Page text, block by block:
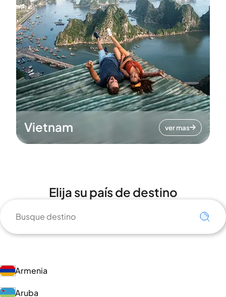
Vietnam ver mas
Elija su país de destino
Armenia
Aruba